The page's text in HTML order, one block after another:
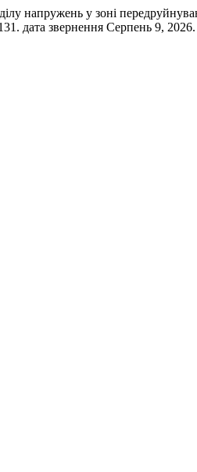
напружень у зоні
дата звернення Серпень 9,